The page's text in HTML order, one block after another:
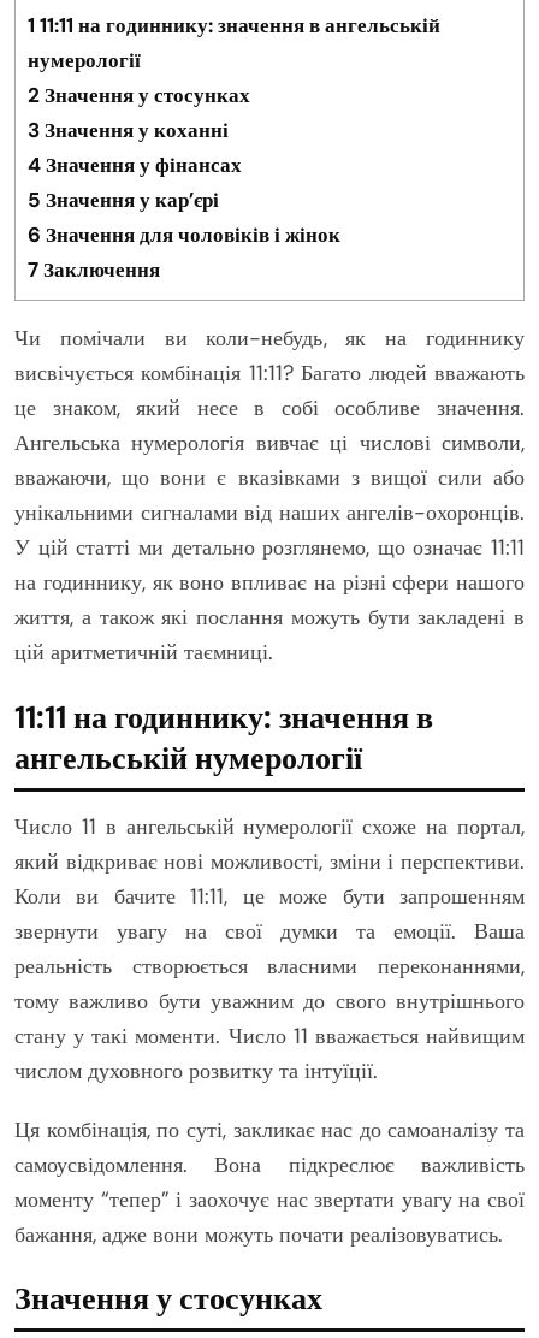
1 11:11 на годиннику: значення в ангельській
нумерології
2Значення у стосунках
3Значення у коханні
4Значення у фінансах
5 Значення у кар’єрі
6 Значення для чоловіків і жінок
7Заключення
Чи помічали ви коли-небудь, як на годиннику
висвічується комбінація 11:11? Багато людей вважають
це знаком, який несе в собі особливе значення.
Ангельська нумерологія вивчає ці числові символи,
вважаючи, що вони є вказівками з вищої сили або
унікальними сигналами від наших ангелів-охоронців.
У цій статті ми детально розглянемо, що означає 11:11
на годиннику, як воно впливає на різні сфери нашого
життя, а також які послання можуть бути закладені в
цій аритметичній таємниці.
11:11 на годиннику: значення в
ангельській нумерології
Число 11 в ангельській нумерології схоже на портал,
який відкриває нові можливості, зміни і перспективи.
Коли ви бачите 11:11, це може бути запрошенням
звернути увагу на свої думки та емоції. Ваша
реальність створюється власними переконаннями,
тому важливо бути уважним до свого внутрішнього
стану у такі моменти. Число 11 вважається найвищим
числом духовного розвитку та інтуїції.
Ця комбінація, по суті, закликає нас до самоаналізу та
самоусвідомлення. Вона підкреслює важливість
моменту “тепер” і заохочує нас звертати увагу на свої
бажання, адже вони можуть почати реалізовуватись.
Значення у стосунках